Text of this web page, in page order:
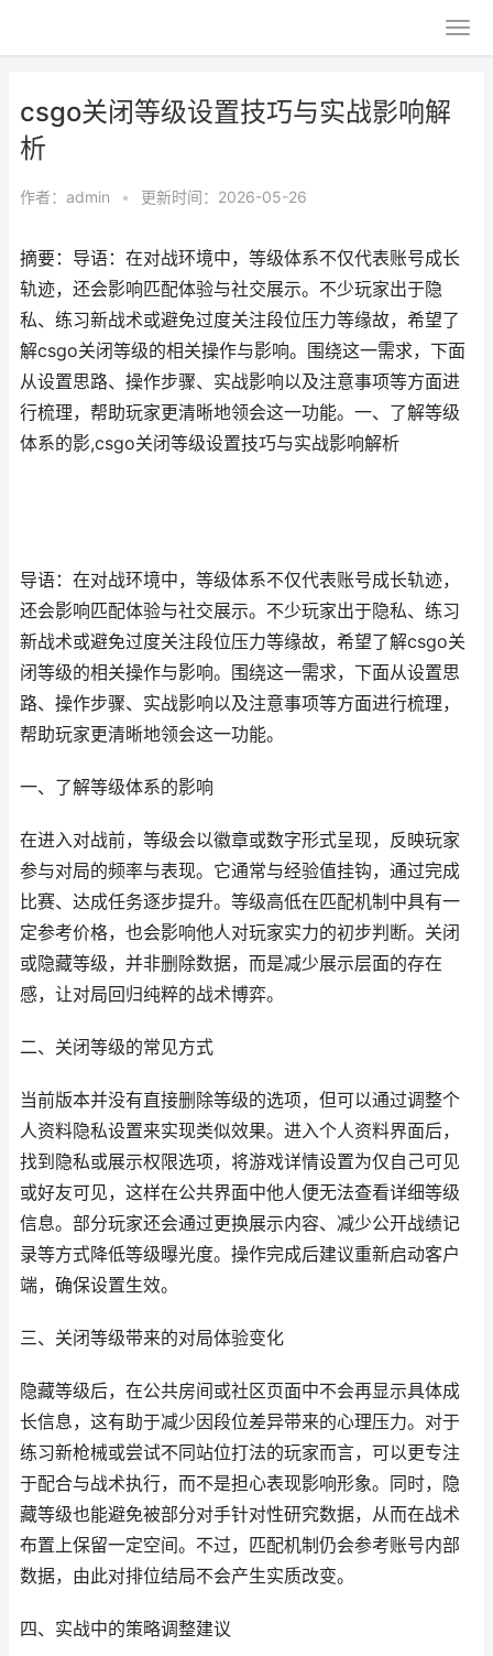
csgo关闭等级设置技巧与实战影响解
析
作者： admin • 更新时间：2026-05-26
摘要：导语：在对战环境中，等级体系不仅代表账号成长
轨迹，还会影响匹配体验与社交展示。不少玩家出于隐
私、练习新战术或避免过度关注段位压力等缘故，希望了
解csgo关闭等级的相关操作与影响。围绕这一需求，下面
从设置思路、操作步骤、实战影响以及注意事项等方面进
行梳理，帮助玩家更清晰地领会这一功能。一、了解等级
体系的影,csgo关闭等级设置技巧与实战影响解析
导语：在对战环境中，等级体系不仅代表账号成长轨迹，
还会影响匹配体验与社交展示。不少玩家出于隐私、练习
新战术或避免过度关注段位压力等缘故，希望了解csgo关
闭等级的相关操作与影响。围绕这一需求，下面从设置思
路、操作步骤、实战影响以及注意事项等方面进行梳理，
帮助玩家更清晰地领会这一功能。
一、了解等级体系的影响
在进入对战前，等级会以徽章或数字形式呈现，反映玩家
参与对局的频率与表现。它通常与经验值挂钩，通过完成
比赛、达成任务逐步提升。等级高低在匹配机制中具有一
定参考价格，也会影响他人对玩家实力的初步判断。关闭
或隐藏等级，并非删除数据，而是减少展示层面的存在
感，让对局回归纯粹的战术博弈。
二、关闭等级的常见方式
当前版本并没有直接删除等级的选项，但可以通过调整个
人资料隐私设置来实现类似效果。进入个人资料界面后，
找到隐私或展示权限选项，将游戏详情设置为仅自己可见
或好友可见，这样在公共界面中他人便无法查看详细等级
信息。部分玩家还会通过更换展示内容、减少公开战绩记
录等方式降低等级曝光度。操作完成后建议重新启动客户
端，确保设置生效。
三、关闭等级带来的对局体验变化
隐藏等级后，在公共房间或社区页面中不会再显示具体成
长信息，这有助于减少因段位差异带来的心理压力。对于
练习新枪械或尝试不同站位打法的玩家而言，可以更专注
于配合与战术执行，而不是担心表现影响形象。同时，隐
藏等级也能避免被部分对手针对性研究数据，从而在战术
布置上保留一定空间。不过，匹配机制仍会参考账号内部
数据，由此对排位结局不会产生实质改变。
四、实战中的策略调整建议